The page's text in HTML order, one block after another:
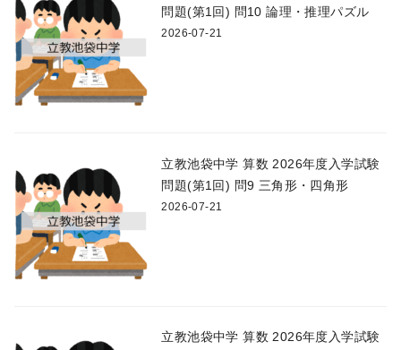
問題(第1回) 問10 論理・推理パズル
2026-07-21
立教池袋中学 算数 2026年度入学試験
問題(第1回) 問9 三角形・四角形
2026-07-21
立教池袋中学 算数 2026年度入学試験